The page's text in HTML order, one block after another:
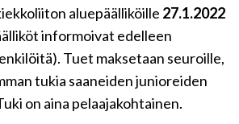
aluepäälliköille 27.1.2022
informoivat edelleen
Tuet maksetaan seuroille,
tukia saaneiden junioreiden
on aina pelaajakohtainen.